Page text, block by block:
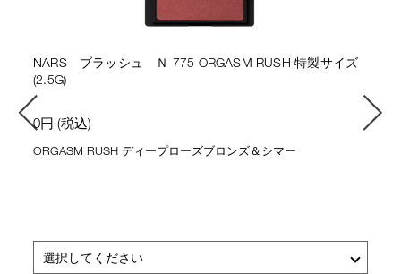
NARS ブラッシュ Ｎ 775 ORGASM RUSH 特製サイズ
(2.5G)
0円 (税込)
ORGASM RUSH ディープローズブロンズ＆シマー
選択してください